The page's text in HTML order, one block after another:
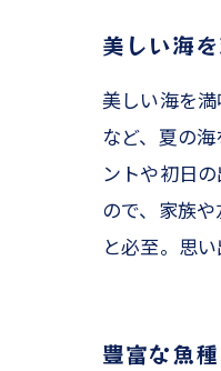
美しい海を
美しい海を
など、夏の
ントや初日
ので、家族
と必至。思
豊富な魚